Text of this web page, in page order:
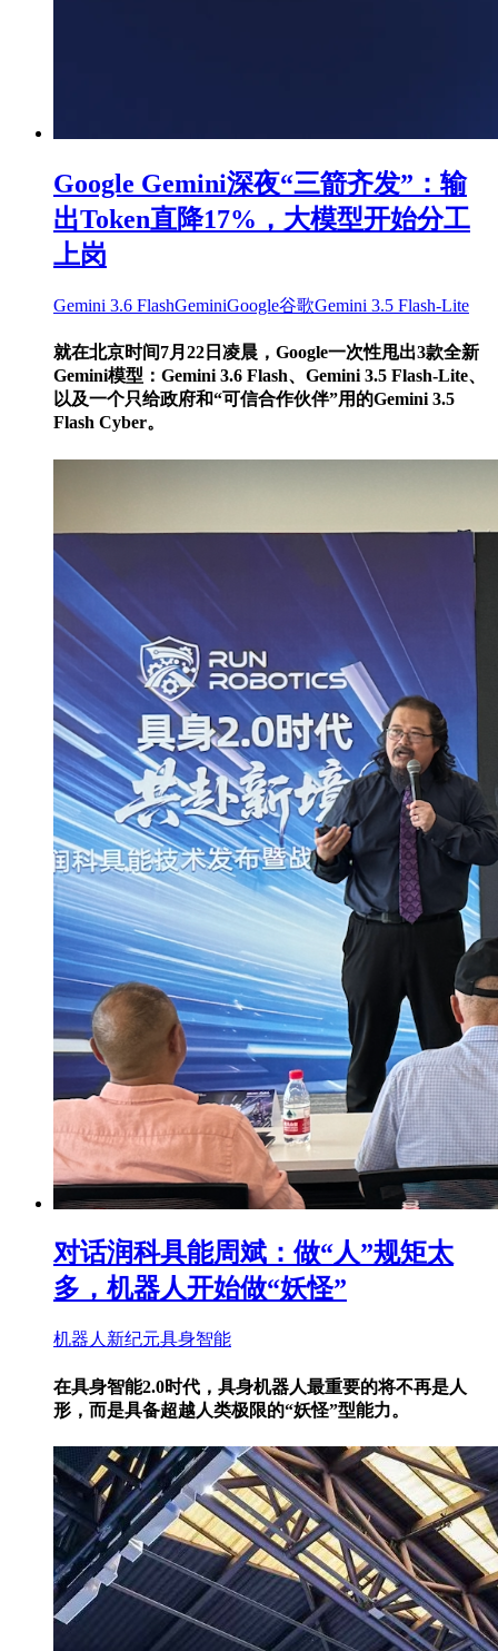
Google Gemini深夜“三箭齐发”：输
出Token直降17%，大模型开始分工
上岗
Gemini 3.6 FlashGeminiGoogle谷歌Gemini 3.5 Flash-Lite
就在北京时间7月22日凌晨，Google一次性甩出3款全新
Gemini模型：Gemini 3.6 Flash、Gemini 3.5 Flash-Lite、
以及一个只给政府和“可信合作伙伴”用的Gemini 3.5
Flash Cyber。
对话润科具能周斌：做“人”规矩太
多，机器人开始做“妖怪”
机器人新纪元具身智能
在具身智能2.0时代，具身机器人最重要的将不再是人
形，而是具备超越人类极限的“妖怪”型能力。